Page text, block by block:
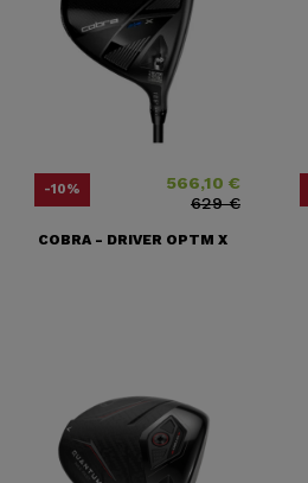
-10% Precio566,10 €
Precio base
629 €
COBRA - DRIVER OPTM X